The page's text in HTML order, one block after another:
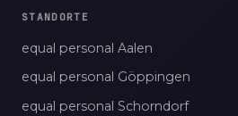
STANDORTE
equal personal Aalen
equal personal Göppingen
equal personal Schorndorf